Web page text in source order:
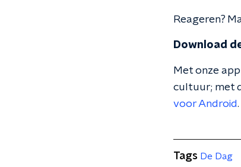
Reageren?
Download
Met onze
cultuur; met
voor Android.
Tags De Dag